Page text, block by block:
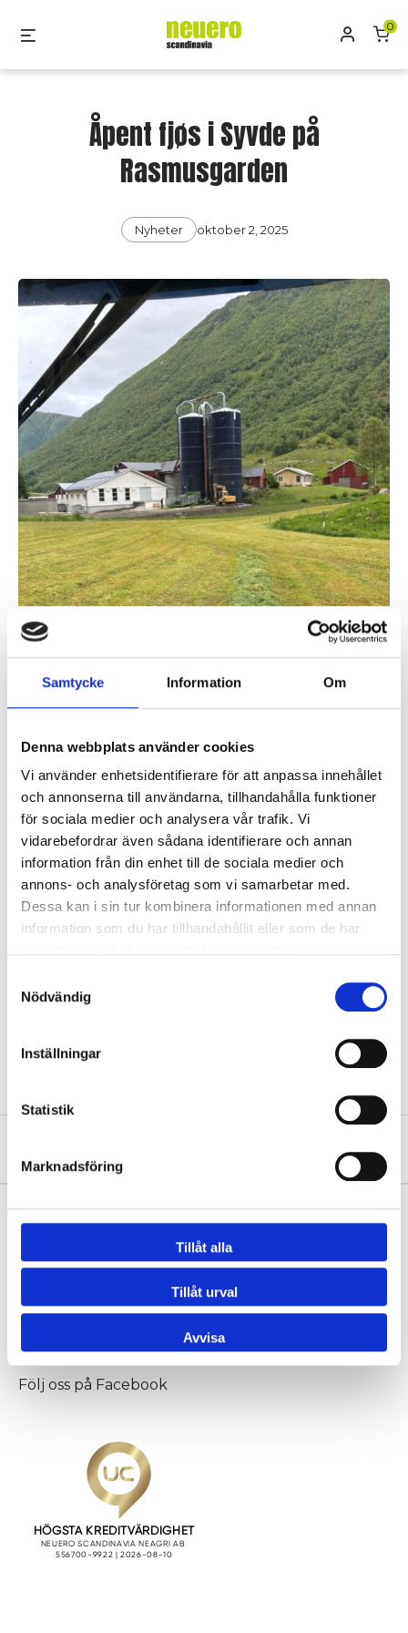
Samtycke Information Om
Denna webbplats använder cookies
Vi använder enhetsidentifierare för att anpassa innehållet
och annonserna till användarna, tillhandahålla funktioner
för sociala medier och analysera vår trafik. Vi
vidarebefordrar även sådana identifierare och annan
information från din enhet till de sociala medier och
annons- och analysföretag som vi samarbetar med.
Dessa kan i sin tur kombinera informationen med annan
information som du har tillhandahållit eller som de har
Nödvändig
Inställningar
Statistik
Marknadsföring
Tillåt alla
Tillåt urval
Avvisa
Mitt0
Åpent fjøs i Syvde på
Rasmusgarden
Categories
Nyheter
Post
oktober 2, 2025
att se gårdens helt nya silotorn – och självklart
och framtidens lösningar för lantbruket.
Adress: Saurdalsvegen 369, 6140 Syvde
Tid: 18 oktober, kl. 11:00–15:00
Kontakt på plats: Mattias Brunåker – +46 (0)70
Kom förbi, ställ dina frågor och ta del av
inspiration direkt från gården.
navigation
Next
Neuero
Vi är din leverantör och servicepartner av bland
annat ensilage- och spannmålsanläggningar samt
lantbrukssilos.
Följ oss på Facebook